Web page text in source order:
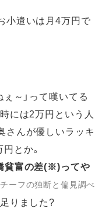
小遣いは月4万円で
ぇ～」って嘆いてる
には2万円という人
さんが優しいラッキ
とか。
貧富の差(※)ってや
ーフの独断と偏見調べ
りました?